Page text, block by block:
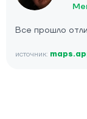
Все прошло
источник: